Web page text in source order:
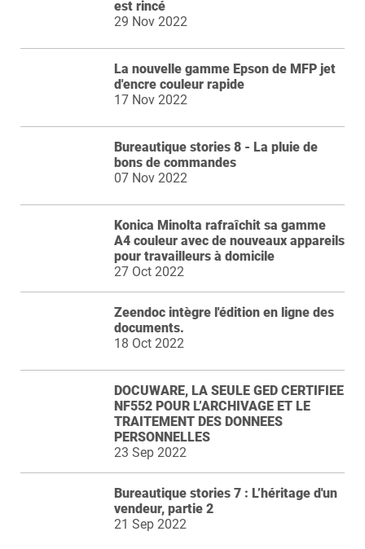
est rincé
29 Nov 2022
La nouvelle gamme Epson de MFP jet
d'encre couleur rapide
17 Nov 2022
Bureautique stories 8 - La pluie de
bons de commandes
07 Nov 2022
Konica Minolta rafraîchit sa gamme
A4 couleur avec de nouveaux appareils
pour travailleurs à domicile
27 Oct 2022
Zeendoc intègre l'édition en ligne des
documents.
18 Oct 2022
DOCUWARE, LA SEULE GED CERTIFIEE
NF552 POUR L’ARCHIVAGE ET LE
TRAITEMENT DES DONNEES
PERSONNELLES
23 Sep 2022
Bureautique stories 7 : L’héritage d'un
vendeur, partie 2
21 Sep 2022